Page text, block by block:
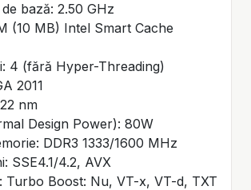
bază: 2.50 GHz
(10 MB) Intel Smart Cache
4 (fără Hyper-Threading)
2011
nm
Design Power): 80W
DDR3 1333/1600 MHz
SSE4.1/4.2, AVX
Turbo Boost: Nu, VT-x, VT-d, TXT